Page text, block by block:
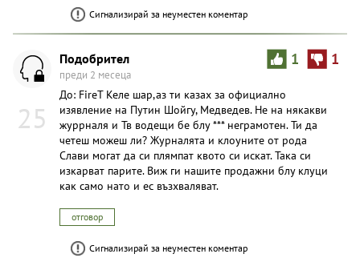
Сигнализирай за неуместен коментар
25
1 1
Подобрител
преди 2 месеца
До: FireT Келе шар,аз ти казах за официално
изявление на Путин Шойгу, Медведев. Не на някакви
журрналя и Тв водещи бе блу *** неграмотен. Ти да
четеш можеш ли? Журналята и клоуните от рода
Слави могат да си плямпат квото си искат. Така си
изкарват парите. Виж ги нашите продажни блу клуци
как само нато и ес възхваляват.
отговор
Сигнализирай за неуместен коментар